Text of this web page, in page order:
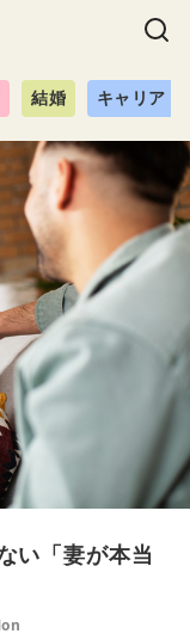
結婚 キャリア
い「妻が本当